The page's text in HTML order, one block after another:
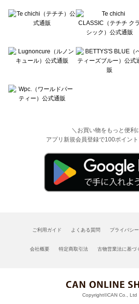
＼お買い物をもっと便利
アプリ新規会員登録で100ポイント
ご利用ガイド よくある質問 プライバシ
会社概要 特定商取引法 古物営業法に基づ
Copyright©CAN Co., Ltd